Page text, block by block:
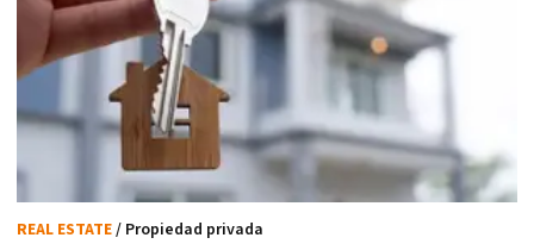
REAL ESTATE/ Propiedad privada